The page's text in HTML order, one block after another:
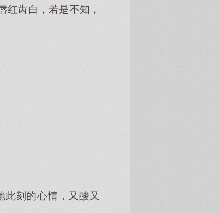
红齿白，若是不知，
刻的心情，又酸又